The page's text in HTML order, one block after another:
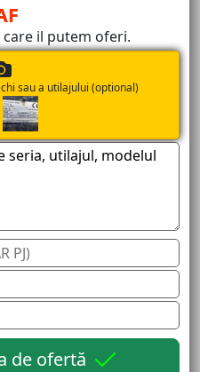
care il putem oferi.
sau a utilajului (optional)
de ofertă